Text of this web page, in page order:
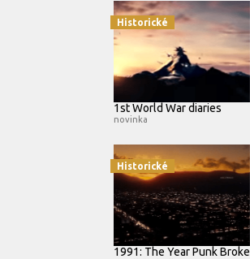
Historické
1st World War diaries
novinka
Historické
1991: The Year Punk Broke